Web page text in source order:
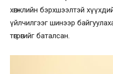
хөгжлийн бэрхшээлтэй
үйлчилгээг шинээр
төгрөгийг баталсан.